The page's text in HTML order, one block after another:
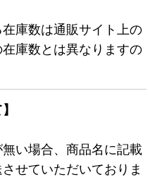
庫数は通販サイト上の
庫数とは異なりますの
い場合、商品名に記載
せていただいておりま